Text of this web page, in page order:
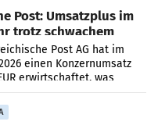
Post: Umsatzplus im
trotz schwachem
Post AG hat im
einen Konzernumsatz
erwirtschaftet, was
Prozent gegenüber dem